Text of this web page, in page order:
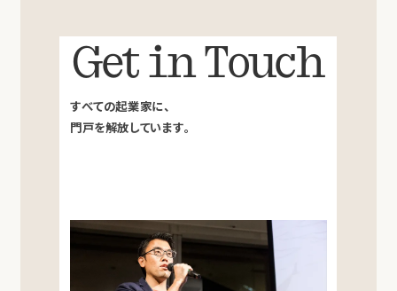
Get in Touch
すべての起業家に、
門戸を解放しています。